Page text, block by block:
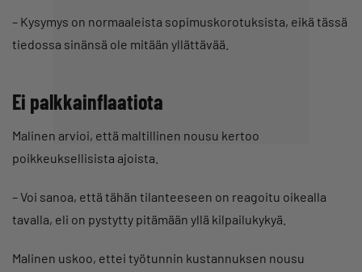
– Kysymys on normaaleista sopimuskorotuksista, eikä tässä
tiedossa sinänsä ole mitään yllättävää.
Ei palkkainflaatiota
Malinen arvioi, että maltillinen nousu kertoo
poikkeuksellisista ajoista.
– Voi sanoa, että tähän tilanteeseen on reagoitu oikealla
tavalla, eli on pystytty pitämään yllä kilpailukykyä.
Malinen uskoo, ettei työtunnin kustannuksen nousu